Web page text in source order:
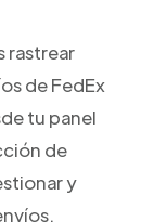
rastrear
de FedEx
tu panel
de
y